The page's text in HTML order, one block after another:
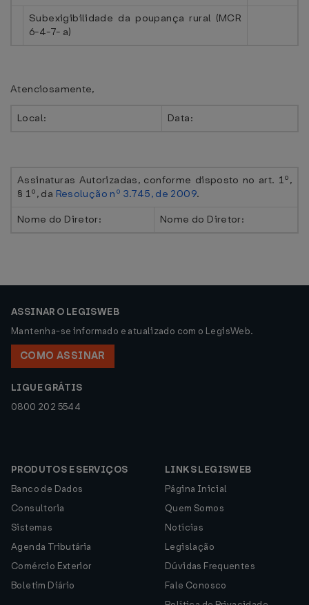
Subexigibilidade da poupança rural (MCR
6-4-7- a)
Atenciosamente,
Local: Data:
Assinaturas Autorizadas, conforme disposto no art. 1º,
§ 1º, da Resolução nº 3.745, de 2009.
Nome do Diretor:
Nome do Diretor:
ASSINAR O LEGISWEB
Mantenha-se informado e atualizado com o LegisWeb.
COMO ASSINAR
LIGUE GRÁTIS
0800 202 5544
PRODUTOS E SERVIÇOS
Banco de Dados
Consultoria
Sistemas
Agenda Tributária
Comércio Exterior
Boletim Diário
LINKS LEGISWEB
Página Inicial
Quem Somos
Notícias
Legislação
Dúvidas Frequentes
Fale Conosco